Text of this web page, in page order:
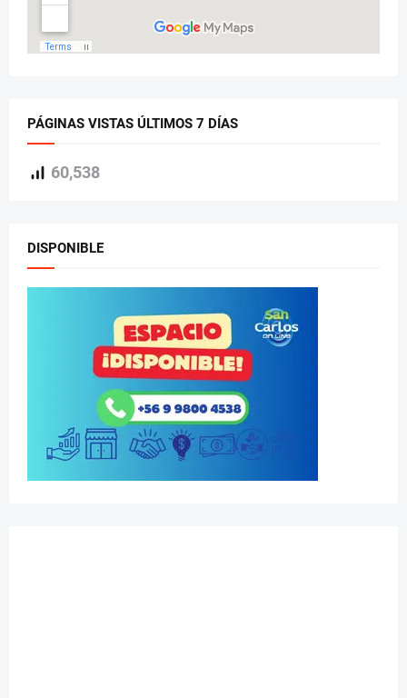
PÁGINAS VISTAS ÚLTIMOS 7 DÍAS
60,538
DISPONIBLE